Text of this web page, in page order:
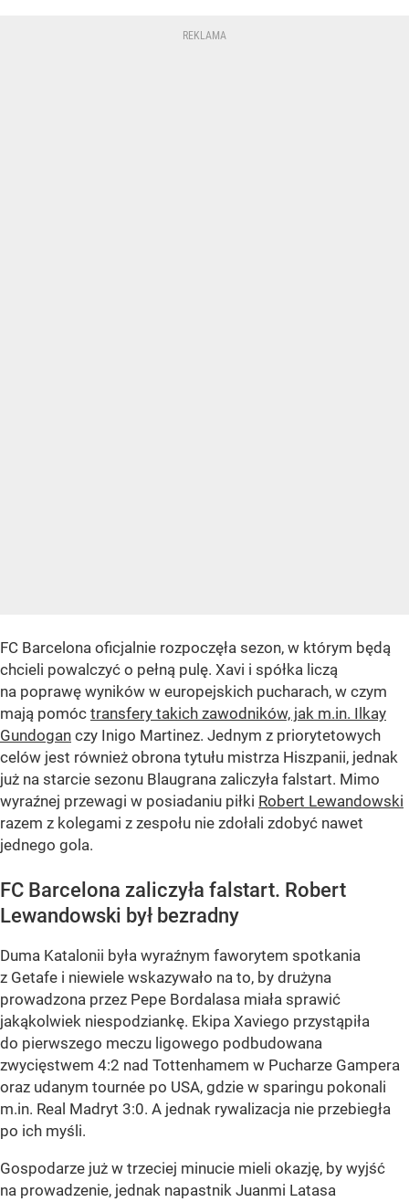
FC Barcelona oficjalnie rozpoczęła sezon, w którym będą
chcieli powalczyć o pełną pulę. Xavi i spółka liczą
na poprawę wyników w europejskich pucharach, w czym
mają pomóc transfery takich zawodników, jak m.in. Ilkay
Gundogan czy Inigo Martinez. Jednym z priorytetowych
celów jest również obrona tytułu mistrza Hiszpanii, jednak
już na starcie sezonu Blaugrana zaliczyła falstart. Mimo
wyraźnej przewagi w posiadaniu piłki Robert Lewandowski
razem z kolegami z zespołu nie zdołali zdobyć nawet
jednego gola.
FC Barcelona zaliczyła falstart. Robert
Lewandowski był bezradny
Duma Katalonii była wyraźnym faworytem spotkania
z Getafe i niewiele wskazywało na to, by drużyna
prowadzona przez Pepe Bordalasa miała sprawić
jakąkolwiek niespodziankę. Ekipa Xaviego przystąpiła
do pierwszego meczu ligowego podbudowana
zwycięstwem 4:2 nad Tottenhamem w Pucharze Gampera
oraz udanym tournée po USA, gdzie w sparingu pokonali
m.in. Real Madryt 3:0. A jednak rywalizacja nie przebiegła
po ich myśli.
Gospodarze już w trzeciej minucie mieli okazję, by wyjść
na prowadzenie, jednak napastnik Juanmi Latasa